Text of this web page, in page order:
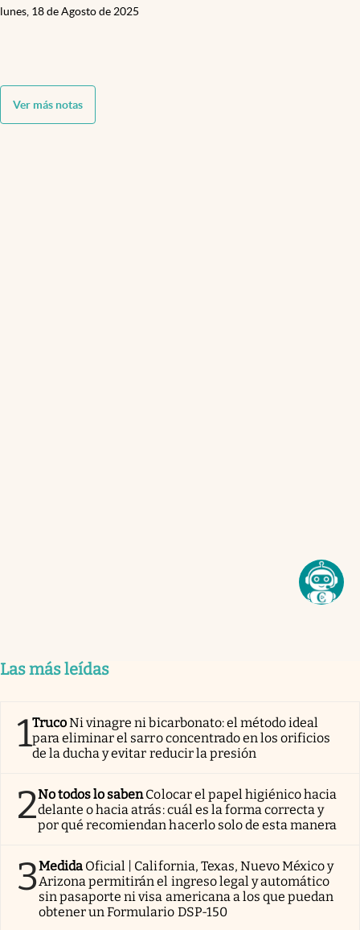
lunes, 18 de Agosto de 2025
Ver más notas
Las más leídas
1TrucoNi vinagre ni bicarbonato: el método ideal
para eliminar el sarro concentrado en los orificios
de la ducha y evitar reducir la presión
2No todos lo sabenColocar el papel higiénico hacia
delante o hacia atrás: cuál es la forma correcta y
por qué recomiendan hacerlo solo de esta manera
3Medida Oficial | California, Texas, Nuevo México y
Arizona permitirán el ingreso legal y automático
sin pasaporte ni visa americana a los que puedan
obtener un Formulario DSP-150